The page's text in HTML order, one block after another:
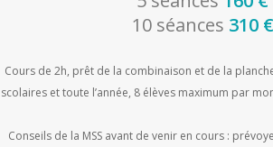
10 séances 310 €
Cours de 2h, prêt de la combinaison et de la
scolaires et toute l’année, 8 élèves maximum par
Conseils de la MSS avant de venir en cours :